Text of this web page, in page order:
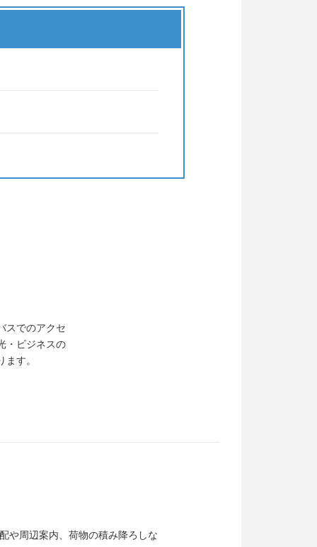
スでのアクセ
・ビジネスの
す。
や周辺案内、荷物の積み降ろしな